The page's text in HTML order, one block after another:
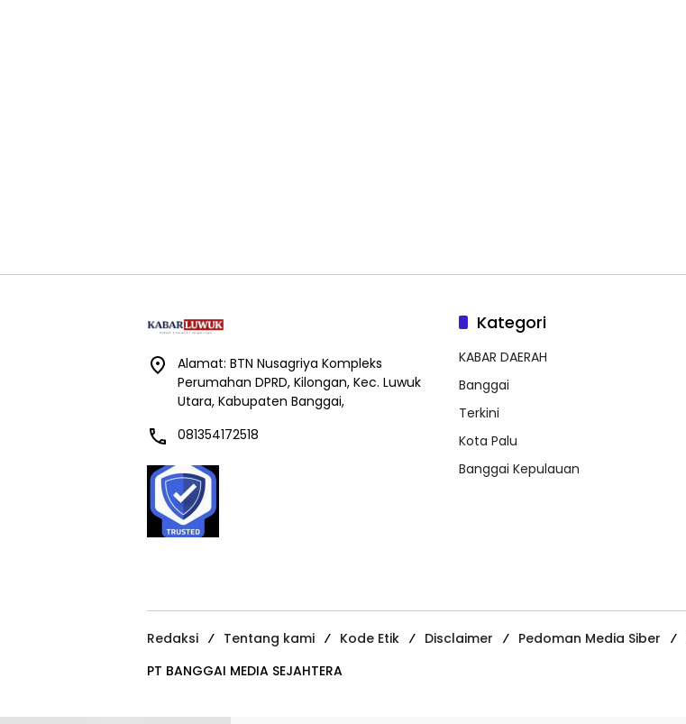
Alamat: BTN Nusagriya Kompleks
Perumahan DPRD, Kilongan, Kec. Luwuk
Utara, Kabupaten Banggai,
081354172518
Kategori
KABAR DAERAH
Banggai
Terkini
Kota Palu
Banggai Kepulauan
Redaksi Tentang kami Kode Etik Disclaimer Pedoman Media Siber
PT BANGGAI MEDIA SEJAHTERA